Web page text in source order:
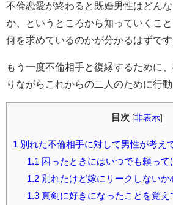
不倫恋愛が終わると既婚男性はどん
か、というところから知っていくこ
何を求めているのかが分かるはずです
もう一度不倫相手と復縁するために
りながらこれからの二人のために行
目次 [非表示]
1 別れた不倫相手に対して男性が考え
1.1 困ったときにはいつでも頼って
1.2別れたけど嫁にリークしないか
1.3真剣に好きになったことを覚え